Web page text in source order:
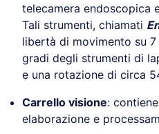
telecamera endoscopica
Tali strumenti, chiamati
libertà di movimento su
gradi degli strumenti di
e una rotazione di circa
Carrello visione:
elaborazione e